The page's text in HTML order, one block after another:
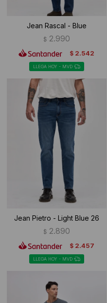
Jean Rascal - Blue
$ 2.990
$ 2.542
LLEGA HOY - MVD
Jean Pietro - Light Blue 26
$ 2.890
$ 2.457
LLEGA HOY - MVD